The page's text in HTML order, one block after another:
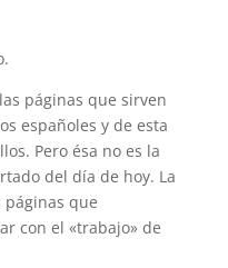
páginas que sirven
españoles y de esta
Pero ésa no es la
del día de hoy. La
que
con el «trabajo» de